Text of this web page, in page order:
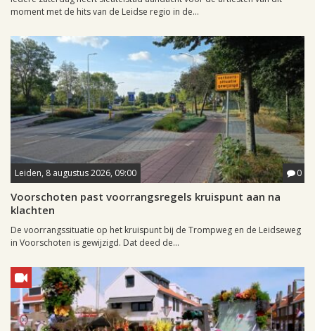
moment met de hits van de Leidse regio in de...
Leiden, 8 augustus 2026, 09:00 0
Voorschoten past voorrangsregels kruispunt aan na
klachten
De voorrangssituatie op het kruispunt bij de Trompweg en de Leidseweg
in Voorschoten is gewijzigd. Dat deed de...